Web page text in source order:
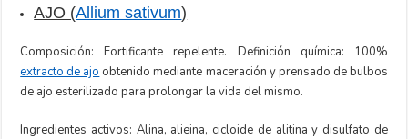
AJO (Allium sativum)
Composición: Fortificante repelente. Definición química: 100%
extracto de ajo obtenido mediante maceración y prensado de bulbos
de ajo esterilizado para prolongar la vida del mismo.
Ingredientes activos: Alina, alieina, cicloide de alitina y disulfato de